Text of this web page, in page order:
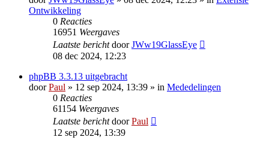
Ontwikkeling
0 Reacties
16951 Weergaves
Laatste berichtdoorJWw19GlassEye
08 dec 2024, 12:23
phpBB 3.3.13 uitgebracht
doorPaul » 12 sep 2024, 13:39 » in Mededelingen
0 Reacties
61154 Weergaves
Laatste berichtdoorPaul
12 sep 2024, 13:39